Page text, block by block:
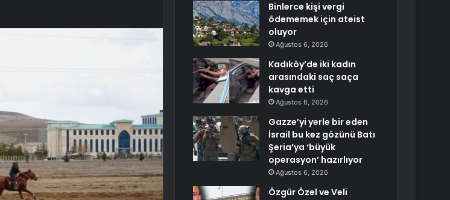
Binlerce kişi vergi
ödememek için ateist
oluyor
Ağustos 6, 2026
Kadıköy’de iki kadın
arasındaki saç saça
kavga etti
Ağustos 6, 2026
Gazze’yi yerle bir eden
İsrail bu kez gözünü Batı
Şeria’ya ‘büyük
operasyon’ hazırlıyor
Ağustos 6, 2026
Özgür Özel ve Veli